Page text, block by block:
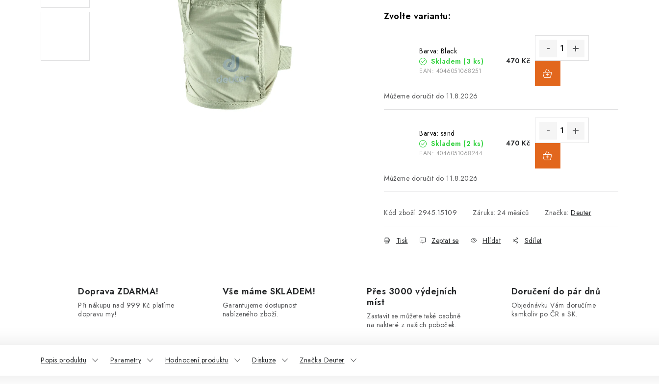
Barva: Black
Skladem (3 ks)
EAN: 4046051068251
470 Kč
11.8.2026
Barva: sand
Skladem (2 ks)
EAN: 4046051068244
470 Kč
11.8.2026
Kód zboží: 2945.15109 Záruka: 24 měsíců Značka: Deuter
Tisk Zeptat se Hlídat Sdílet
Doprava ZDARMA!
Při nákupu nad 999 Kč platíme
dopravu my!
Vše máme SKLADEM!
Garantujeme dostupnost
nabízeného zboží.
Přes 3000 výdejních
míst
Zastavit se můžete také osobně
na nakteré z našich poboček.
Doručení do pár dnů
Objednávku Vám doručíme
kamkoliv po ČR a SK.
Popis produktu Parametry Hodnocení produktu Diskuze Značka Deuter